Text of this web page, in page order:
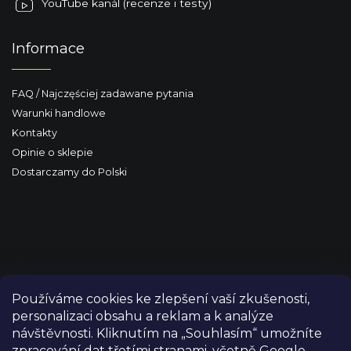
Používáme cookies ke zlepšení vaší zkušenosti,
personalizaci obsahu a reklam a k analýze
návštěvnosti. Kliknutím na „Souhlasím“ umožníte
YouTube kanál (recenze i testy)
Informace
FAQ / Najczęściej zadawane pytania
Warunki handlowe
Kontakty
Opinie o sklepie
Dostarczamy do Polski